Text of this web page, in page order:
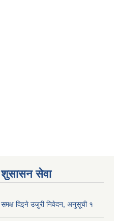
शुसासन सेवा
समक्ष दिइने उजुरी निवेदन, अनुसूची १